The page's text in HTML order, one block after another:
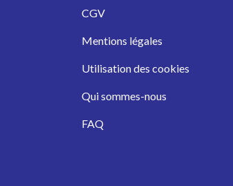
CGV
Mentions légales
Utilisation des cookies
Qui sommes-nous
FAQ